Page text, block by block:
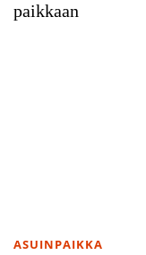
paikkaan
ASUINPAIKKA